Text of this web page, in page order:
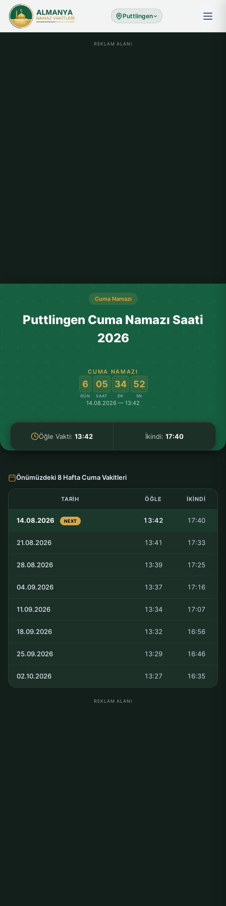
Puttlingen
REKLAM ALANI
Cuma Namazı
Puttlingen Cuma Namazı Saati
2026
CUMA NAMAZI
6
GÜN
: 05
SAAT
: 34
DK
: 52
SN
14.08.2026 — 13:42
Öğle Vakti: 13:42 İkindi: 17:40
Önümüzdeki 8 Hafta Cuma Vakitleri
TARIH ÖĞLE İKINDI
14.08.2026 NEXT 13:42 17:40
21.08.2026 13:41 17:33
28.08.2026 13:39 17:25
04.09.2026 13:37 17:16
11.09.2026 13:34 17:07
18.09.2026 13:32 16:56
25.09.2026 13:29 16:46
02.10.2026 13:27 16:35
REKLAM ALANI